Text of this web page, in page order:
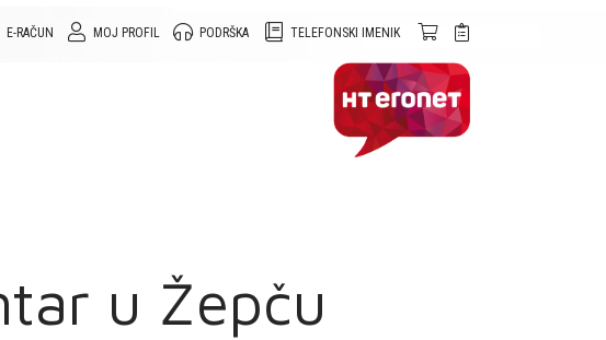
TELEFONSKI IMENIK
PODRŠKA
MOJ PROFIL
E-RAČUN
u Žepču